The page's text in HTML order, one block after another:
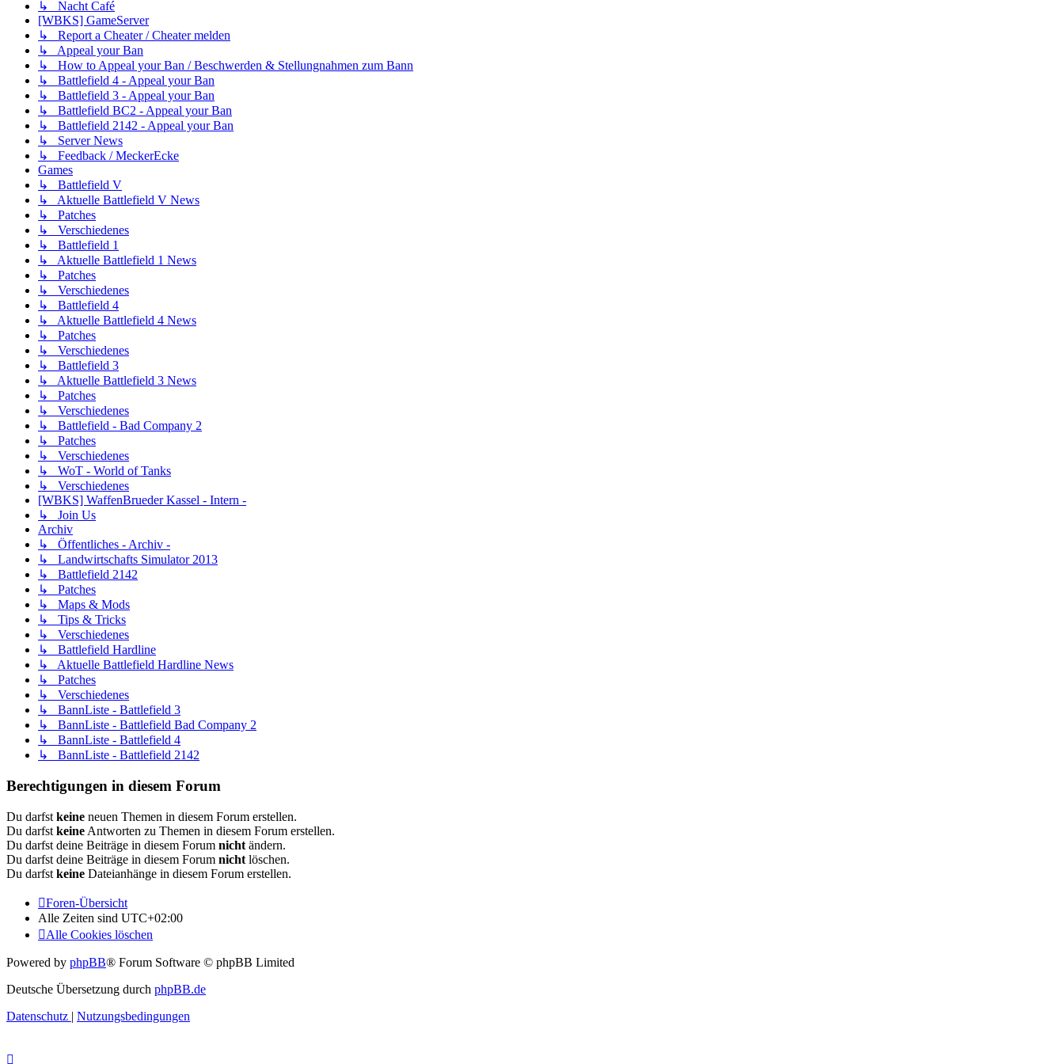
↳ Nacht Café
[WBKS] GameServer
↳ Report a Cheater / Cheater melden
↳ Appeal your Ban
↳ How to Appeal your Ban / Beschwerden & Stellungnahmen zum Bann
↳ Battlefield 4 - Appeal your Ban
↳ Battlefield 3 - Appeal your Ban
↳ Battlefield BC2 - Appeal your Ban
↳ Battlefield 2142 - Appeal your Ban
↳ Server News
↳ Feedback / MeckerEcke
Games
↳ Battlefield V
↳ Aktuelle Battlefield V News
↳ Patches
↳ Verschiedenes
↳ Battlefield 1
↳ Aktuelle Battlefield 1 News
↳ Patches
↳ Verschiedenes
↳ Battlefield 4
↳ Aktuelle Battlefield 4 News
↳ Patches
↳ Verschiedenes
↳ Battlefield 3
↳ Aktuelle Battlefield 3 News
↳ Patches
↳ Verschiedenes
↳ Battlefield - Bad Company 2
↳ Patches
↳ Verschiedenes
↳ WoT - World of Tanks
↳ Verschiedenes
[WBKS] WaffenBrueder Kassel - Intern -
↳ Join Us
Archiv
↳ Öffentliches - Archiv -
↳ Landwirtschafts Simulator 2013
↳ Battlefield 2142
↳ Patches
↳ Maps & Mods
↳ Tips & Tricks
↳ Verschiedenes
↳ Battlefield Hardline
↳ Aktuelle Battlefield Hardline News
↳ Patches
↳ Verschiedenes
↳ BannListe - Battlefield 3
↳ BannListe - Battlefield Bad Company 2
↳ BannListe - Battlefield 4
↳ BannListe - Battlefield 2142
Berechtigungen in diesem Forum
Du darfst keine neuen Themen in diesem Forum erstellen.
Du darfst keine Antworten zu Themen in diesem Forum erstellen.
Du darfst deine Beiträge in diesem Forum nicht ändern.
Du darfst deine Beiträge in diesem Forum nicht löschen.
Du darfst keine Dateianhänge in diesem Forum erstellen.
Foren-Übersicht
Alle Zeiten sind UTC+02:00
Alle Cookies löschen
Powered by phpBB® Forum Software © phpBB Limited
Deutsche Übersetzung durch phpBB.de
Datenschutz | Nutzungsbedingungen